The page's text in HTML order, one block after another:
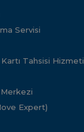
Servisi
Tahsisi Hizmeti
Expert)